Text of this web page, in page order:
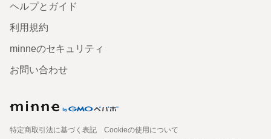
ヘルプとガイド
利用規約
minneのセキュリティ
お問い合わせ
特定商取引法に基づく表記
Cookieの使用について